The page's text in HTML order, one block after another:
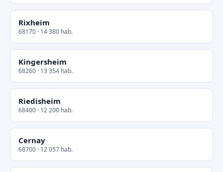
Rixheim
68170 · 14 380 hab.
Kingersheim
68260 · 13 354 hab.
Riedisheim
68400 · 12 200 hab.
Cernay
68700 · 12 057 hab.